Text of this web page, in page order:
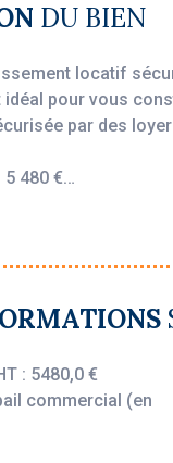
DU BIEN
locatif
pour vous
par des
5 480 €
Le bien est
par un bail
:
situé au 2ème
: 5480,0 €
commercial (en